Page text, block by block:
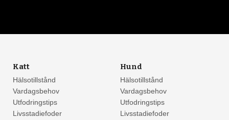
Katt
Hälsotillstånd
Vardagsbehov
Utfodringstips
Livsstadiefoder
Hund
Hälsotillstånd
Vardagsbehov
Utfodringstips
Livsstadiefoder